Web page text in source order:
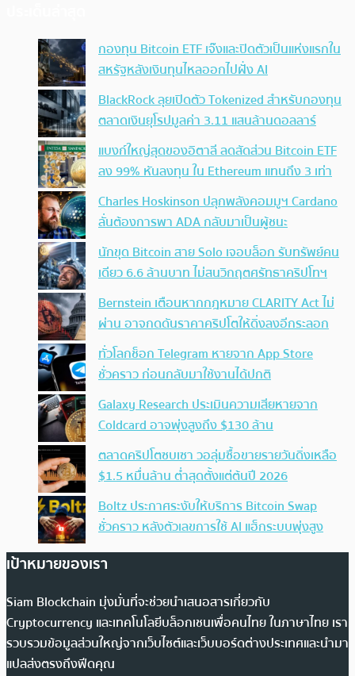
กองทุน Bitcoin ETF เจ๊งและปิดตัวเป็นแห่งแรกใน
สหรัฐหลังเงินทุนไหลออกไปฝั่ง AI
BlackRock ลุยเปิดตัว Tokenized สำหรับกองทุน
ตลาดเงินยุโรปมูลค่า 3.11 แสนล้านดอลลาร์
แบงก์ใหญ่สุดของอิตาลี ลดสัดส่วน Bitcoin ETF
ลง 99% หันลงทุน ใน Ethereum แทนถึง 3 เท่า
Charles Hoskinson ปลุกพลังคอมมูฯ Cardano
ลั่นต้องการพา ADA กลับมาเป็นผู้ชนะ
นักขุด Bitcoin สาย Solo เจอบล็อก รับทรัพย์คน
เดียว 6.6 ล้านบาท ไม่สนวิกฤตศรัทธาคริปโทฯ
Bernstein เตือนหากกฎหมาย CLARITY Act ไม่
ผ่าน อาจกดดันราคาคริปโตให้ดิ่งลงอีกระลอก
ทั่วโลกช็อก Telegram หายจาก App Store
ชั่วคราว ก่อนกลับมาใช้งานได้ปกติ
Galaxy Research ประเมินความเสียหายจาก
Coldcard อาจพุ่งสูงถึง $130 ล้าน
ตลาดคริปโตซบเซา วอลุ่มซื้อขายรายวันดิ่งเหลือ
$1.5 หมื่นล้าน ต่ำสุดตั้งแต่ต้นปี 2026
Boltz ประกาศระงับให้บริการ Bitcoin Swap
ชั่วคราว หลังตัวเลขการใช้ AI แฮ็กระบบพุ่งสูง
เป้าหมายของเรา
Siam Blockchain มุ่งมั่นที่จะช่วยนำเสนอสารเกี่ยวกับ
Cryptocurrency และเทคโนโลยีบล็อกเชนเพื่อคนไทย ในภาษาไทย เรา
รวบรวมข้อมูลส่วนใหญ่จากเว็บไซต์และเว็บบอร์ดต่างประเทศและนำมา
แปลส่งตรงถึงฟีดคุณ